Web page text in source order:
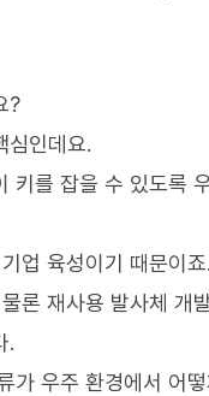
?
심인데요.
키를 잡을 수 있도록
업 육성이기 때문이죠.
론 재사용 발사체 개
.
가 우주 환경에서 어